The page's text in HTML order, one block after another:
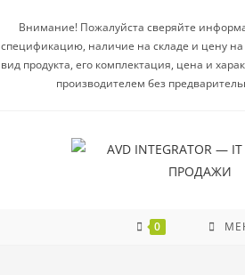
Внимание! Пожалуйста сверяйте
спецификацию, наличие на складе и цену
вид продукта, его комплектация, цена и
производителем без
0